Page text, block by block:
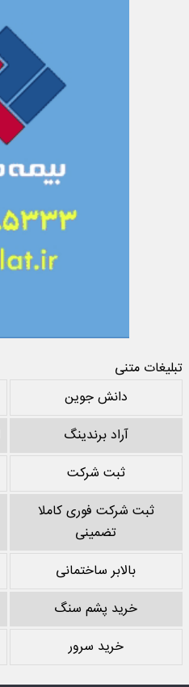
تبلیغات متنی
دانش جوین
آراد برندینگ
ثبت شرکت
ثبت شرکت فوری کاملا
تضمینی
بالابر ساختمانی
خرید پشم سنگ
خرید سرور